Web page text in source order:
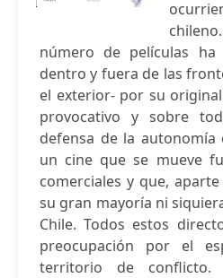
número de películas
dentro y fuera de las
el exterior- por su
provocativo y sobre
defensa de la autonomía
un cine que se mueve
comerciales y que,
su gran mayoría ni
Chile. Todos estos
preocupación por el
territorio de